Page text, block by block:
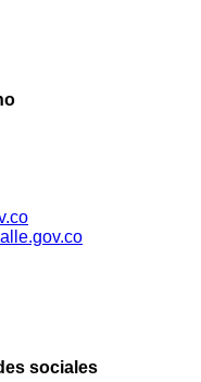
sociales